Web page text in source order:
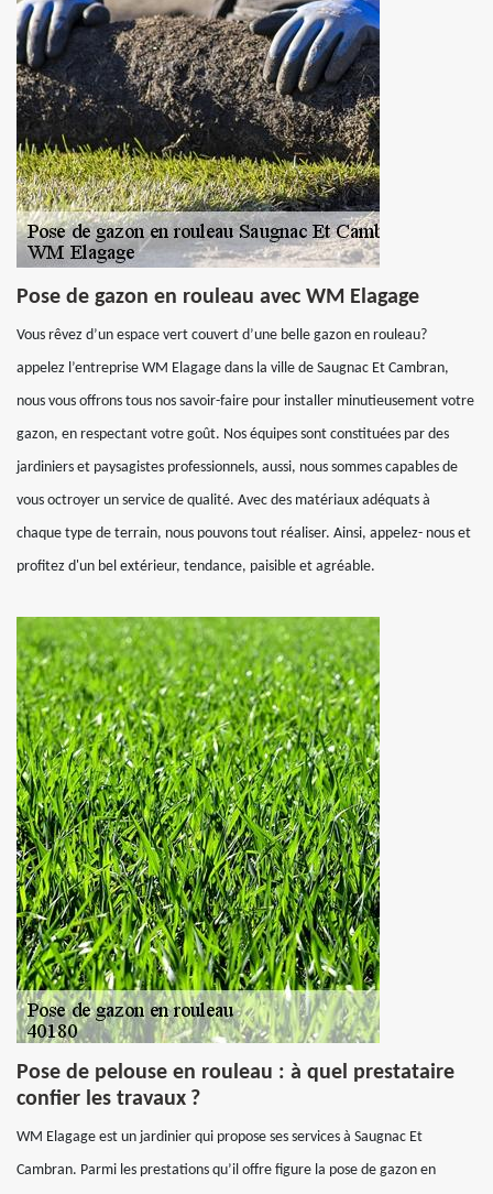
Pose de gazon en rouleau avec WM Elagage
Vous rêvez d’un espace vert couvert d’une belle gazon en rouleau?
appelez l’entreprise WM Elagage dans la ville de Saugnac Et Cambran,
nous vous offrons tous nos savoir-faire pour installer minutieusement votre
gazon, en respectant votre goût. Nos équipes sont constituées par des
jardiniers et paysagistes professionnels, aussi, nous sommes capables de
vous octroyer un service de qualité. Avec des matériaux adéquats à
chaque type de terrain, nous pouvons tout réaliser. Ainsi, appelez- nous et
profitez d'un bel extérieur, tendance, paisible et agréable.
Pose de pelouse en rouleau : à quel prestataire
confier les travaux ?
WM Elagage est un jardinier qui propose ses services à Saugnac Et
Cambran. Parmi les prestations qu’il offre figure la pose de gazon en